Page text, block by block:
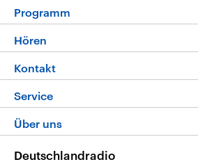
Programm
Programm
Die Nachrichten
Nachrichtenleicht
Neue Beiträge auf dlf.de
Hören
Livestream
Podcasts
Deutschlandfunk App
Nachrichten App
Kontakt
Hörerservice
Service
FAQ
Über uns
Deutschlandradio